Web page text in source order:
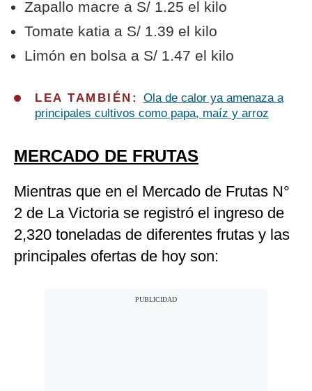
Zapallo macre a S/ 1.25 el kilo
Tomate katia a S/ 1.39 el kilo
Limón en bolsa a S/ 1.47 el kilo
LEA TAMBIÉN: Ola de calor ya amenaza a
principales cultivos como papa, maíz y arroz
MERCADO DE FRUTAS
Mientras que en el Mercado de Frutas N°
2 de La Victoria se registró el ingreso de
2,320 toneladas de diferentes frutas y las
principales ofertas de hoy son: